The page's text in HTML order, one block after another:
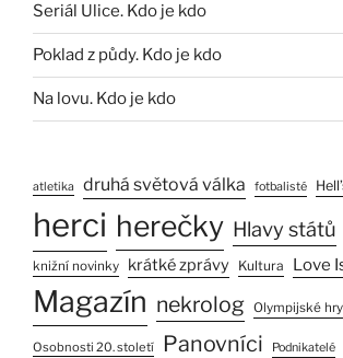
Seriál Ulice. Kdo je kdo
Poklad z půdy. Kdo je kdo
Na lovu. Kdo je kdo
atletika druhá světová válka fotbalisté
herci herečky Hlavy států
knižní novinky krátké zprávy Kultura Love
Magazín nekrolog Olympijské hry
Osobnosti 20. století Panovníci Podnikatelé